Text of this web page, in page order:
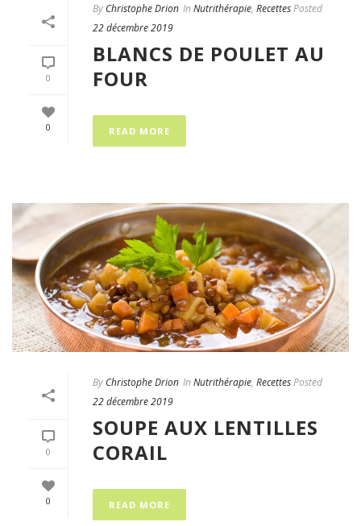
0
0
By Christophe Drion In Nutrithérapie, RecettesPosted
22 décembre 2019
BLANCS DE POULET AU
FOUR
READ MORE
0
0
By Christophe Drion In Nutrithérapie, RecettesPosted
22 décembre 2019
SOUPE AUX LENTILLES
CORAIL
READ MORE